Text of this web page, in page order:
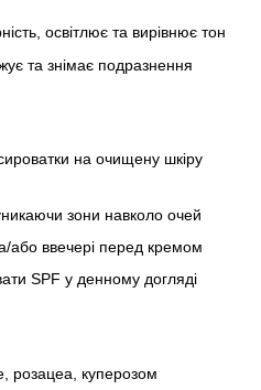
освітлює та вирівнює тон
та знімає подразнення
на очищену шкіру
зони навколо очей
або ввечері перед кремом
SPF у денному догляді
розацеа, куперозом